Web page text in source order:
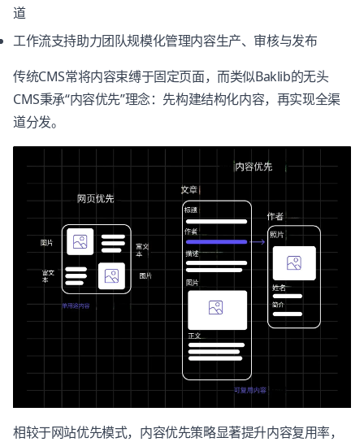
道
工作流支持助力团队规模化管理内容生产、审核与发布
传统CMS常将内容束缚于固定页面，而类似Baklib的无头
CMS秉承“内容优先”理念：先构建结构化内容，再实现全渠
道分发。
相较于网站优先模式，内容优先策略显著提升内容复用率，